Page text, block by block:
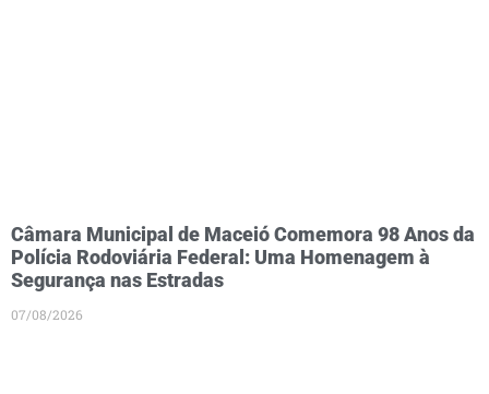
Câmara Municipal de Maceió Comemora 98 Anos da
Polícia Rodoviária Federal: Uma Homenagem à
Segurança nas Estradas
07/08/2026